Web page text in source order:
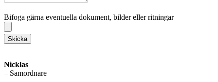
Bifoga gärna eventuella dokument, bilder eller ritningar
Skicka
Nicklas
– Samordnare